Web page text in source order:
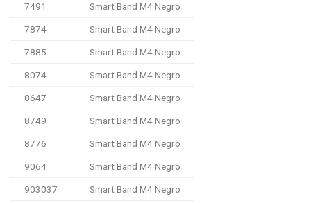
7491 Smart Band M4 Negro
7874 Smart Band M4 Negro
7885 Smart Band M4 Negro
8074 Smart Band M4 Negro
8647 Smart Band M4 Negro
8749 Smart Band M4 Negro
8776 Smart Band M4 Negro
9064 Smart Band M4 Negro
903037 Smart Band M4 Negro